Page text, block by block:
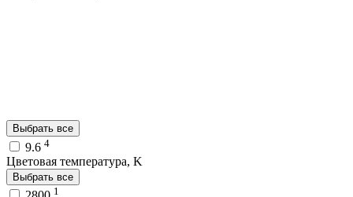
Выбрать все
9.6 4
Цветовая температура, K
Выбрать все
1